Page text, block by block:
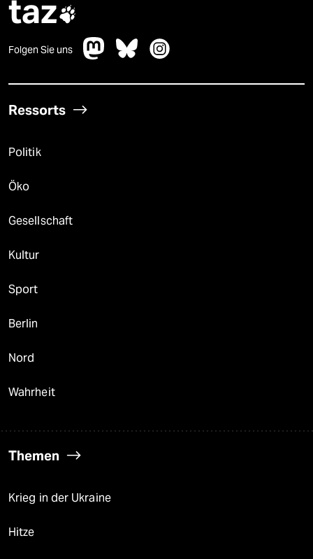
taz
Folgen Sie uns
Ressorts
Politik
Öko
Gesellschaft
Kultur
Sport
Berlin
Nord
Wahrheit
Themen
Krieg in der Ukraine
Hitze